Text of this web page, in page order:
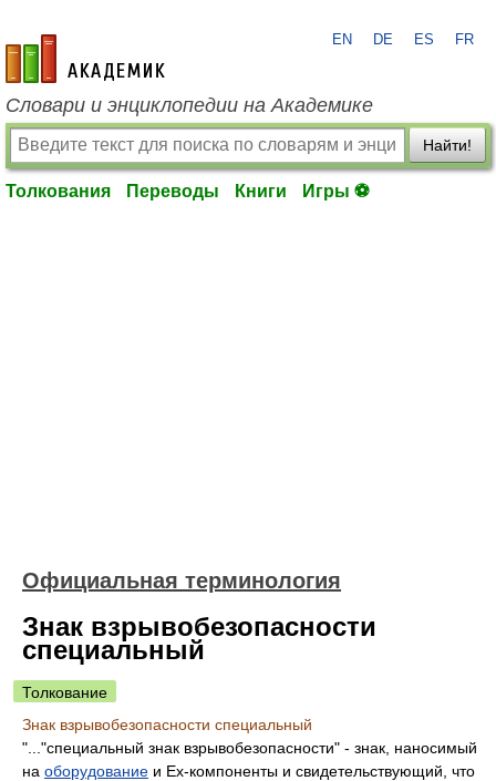
academic.ru
EN DE ES FR
Словари и энциклопедии на Академике
Найти!
Толкования Переводы Книги Игры ⚽
Официальная терминология
Знак взрывобезопасности
специальный
Толкование
Знак взрывобезопасности специальный
"..."специальный знак взрывобезопасности" - знак, наносимый
на оборудование и Ex-компоненты и свидетельствующий, что